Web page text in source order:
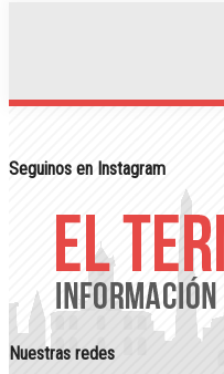
Seguinos en Instagram
Nuestras redes